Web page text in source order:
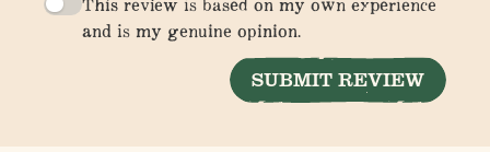
and is my genuine opinion.
SUBMIT REVIEW